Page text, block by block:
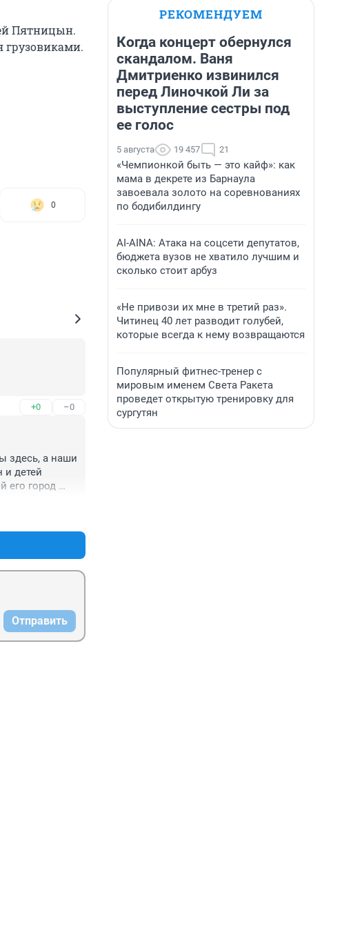
Пятницын.
грузовиками.
0
+0 –0
здесь, а наши
и детей
его город
Отправить
РЕКОМЕНДУЕМ
Когда концерт обернулся
скандалом. Ваня
Дмитриенко извинился
перед Линочкой Ли за
выступление сестры под
ее голос
5 августа 19 457 21
«Чемпионкой быть — это кайф»: как
мама в декрете из Барнаула
завоевала золото на соревнованиях
по бодибилдингу
AI-AINA: Атака на соцсети депутатов,
бюджета вузов не хватило лучшим и
сколько стоит арбуз
«Не привози их мне в третий раз».
Читинец 40 лет разводит голубей,
которые всегда к нему возвращаются
Популярный фитнес-тренер с
мировым именем Света Ракета
проведет открытую тренировку для
сургутян